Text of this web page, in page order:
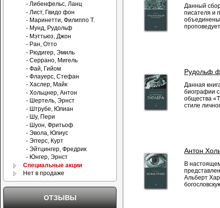
Данный
писателя и
объединены
Рудольф
Данная
биографии
общества
стиле
Антон
В
Альберт
- Либенфельс, Ланц
- Лист, Гвидо фон
- Маринетти, Филиппо Т.
- Мунд, Рудольф
- Мэттьюз, Джон
- Ран, Отто
- Рюдигер, Эмиль
- Серрано, Мигель
- Фай, Гийом
- Флауерс, Стефан
- Хаслер, Майк
- Хольцнер, Антон
- Шертель, Эрнст
- Штрубе, Юлиан
- Шу, Пери
- Шуон, Фритьоф
- Эвола, Юлиус
- Эггерс, Курт
- Эйтцингер, Фредрик
- Юнгер, Эрнст
Специальные акции
Нет в продаже
ОТЗЫВЫ